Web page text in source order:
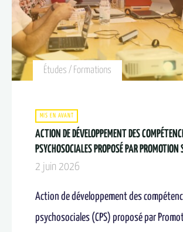
Études / Formations
MIS EN AVANT
ACTION DE DÉVELOPPEMENT DES
PSYCHOSOCIALES PROPOSÉ PAR
2 juin 2026
Action de développement des
psychosociales (CPS) proposé par